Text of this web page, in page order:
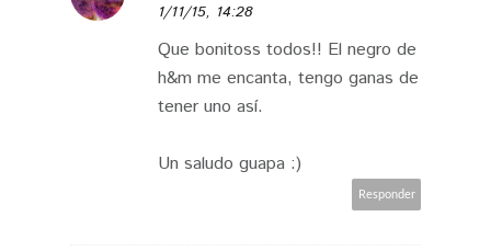
1/11/15, 14:28
Que bonitoss todos!! El negro de
h&m me encanta, tengo ganas de
tener uno así.
Un saludo guapa :)
Responder